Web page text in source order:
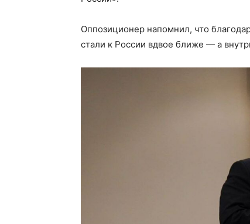
Оппозиционер напомнил, что
стали к России вдвое ближе — а